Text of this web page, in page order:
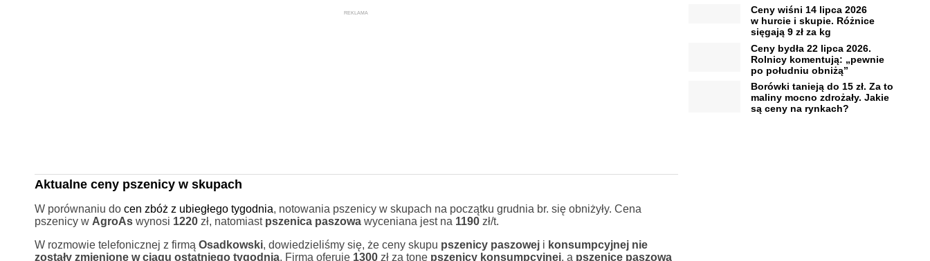
REKLAMA
Aktualne ceny pszenicy w skupach
W porównaniu do cen zbóż z ubiegłego tygodnia, notowania pszenicy w skupach na początku grudnia br. się obniżyły. Cena
pszenicy w AgroAs wynosi 1220zł, natomiast pszenica paszowawyceniana jest na 1190zł/t.
W rozmowie telefonicznej z firmą Osadkowski, dowiedzieliśmy się, że ceny skupu pszenicy paszoweji konsumpcyjnej nie
zostały zmienione w ciągu ostatniego tygodnia. Firma oferuje 1300zł za tonę pszenicy konsumpcyjnej, a pszenicę paszową
Ceny wiśni 14 lipca 2026
w hurcie i skupie. Różnice
sięgają 9 zł za kg
Ceny bydła 22 lipca 2026.
Rolnicy komentują: „pewnie
po południu obniżą”
Borówki tanieją do 15 zł. Za to
maliny mocno zdrożały. Jakie
są ceny na rynkach?